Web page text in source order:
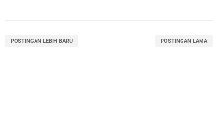
POSTINGAN LEBIH BARU POSTINGAN LAMA